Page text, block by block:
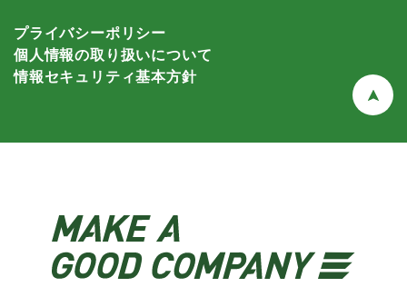
プライバシーポリシー
個人情報の取り扱いについて
情報セキュリティ基本方針